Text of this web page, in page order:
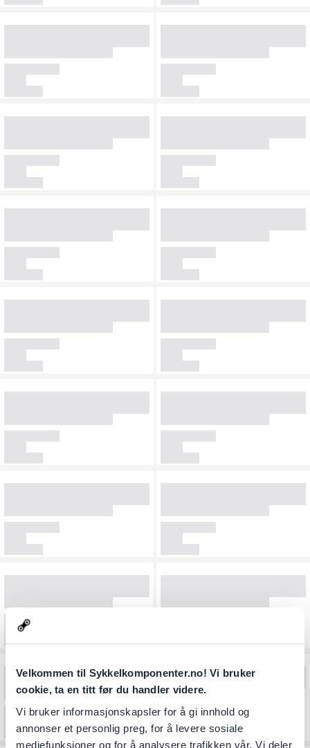
Velkommen til Sykkelkomponenter.no! Vi bruker
cookie, ta en titt før du handler videre.
Vi bruker informasjonskapsler for å gi innhold og
annonser et personlig preg, for å levere sosiale
mediefunksjoner og for å analysere trafikken vår. Vi deler